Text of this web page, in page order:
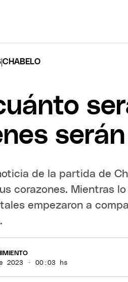
|CHABELO
de la partida de
corazones. Mientras
empezaron a
2023 · 00:03 hs